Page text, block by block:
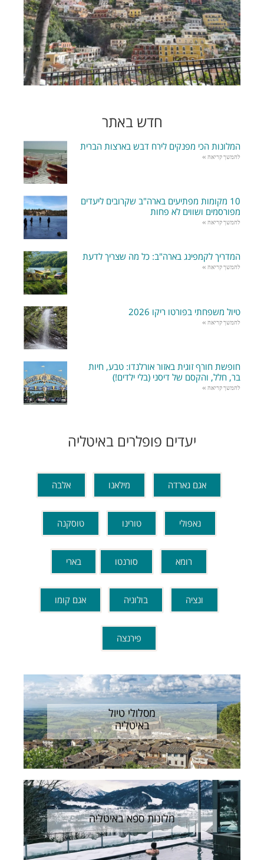
חדש באתר
המלונות הכי מפנקים לירח דבש בארצות הברית
להמשך קריאה »
10 מקומות מפתיעים בארה"ב שקרובים ליעדים
מפורסמים ושווים לא פחות
להמשך קריאה »
המדריך לקמפינג בארה"ב: כל מה שצריך לדעת
להמשך קריאה »
טיול משפחתי בפורטו ריקו 2026
להמשך קריאה »
חופשת חורף זוגית באזור אורלנדו: טבע, חיות
בר, חלל, והקסם של דיסני (בלי ילדים!)
להמשך קריאה »
יעדים פופלרים באיטליה
אגם גארדה מילאנו אלבה
נאפולי טורינו טוסקנה
רומא סורנטו בארי
ונציה בולוניה אגם קומו
פירנצה
מסלולי טיול
באיטליה
מלונות ספא באיטליה